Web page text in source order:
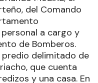
del Comando
a cargo y
de Bomberos.
predio delimitado de
que cuenta
y una casa. En